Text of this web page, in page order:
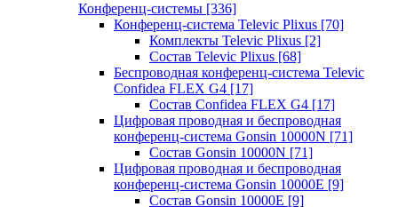
Конференц-системы [336]
Конференц-система Televic Plixus [70]
Комплекты Televic Plixus [2]
Состав Televic Plixus [68]
Беспроводная конференц-система Televic
Confidea FLEX G4 [17]
Состав Confidea FLEX G4 [17]
Цифровая проводная и беспроводная
конференц-система Gonsin 10000N [71]
Состав Gonsin 10000N [71]
Цифровая проводная и беспроводная
конференц-система Gonsin 10000E [9]
Состав Gonsin 10000E [9]